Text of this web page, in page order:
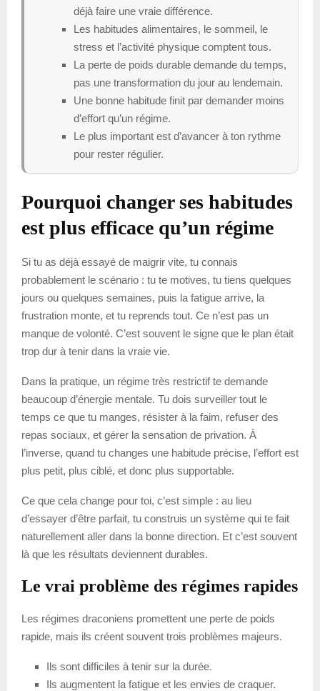
déjà faire une vraie différence.
Les habitudes alimentaires, le sommeil, le
stress et l’activité physique comptent tous.
La perte de poids durable demande du temps,
pas une transformation du jour au lendemain.
Une bonne habitude finit par demander moins
d’effort qu’un régime.
Le plus important est d’avancer à ton rythme
pour rester régulier.
Pourquoi changer ses habitudes
est plus efficace qu’un régime
Si tu as déjà essayé de maigrir vite, tu connais
probablement le scénario : tu te motives, tu tiens quelques
jours ou quelques semaines, puis la fatigue arrive, la
frustration monte, et tu reprends tout. Ce n’est pas un
manque de volonté. C’est souvent le signe que le plan était
trop dur à tenir dans la vraie vie.
Dans la pratique, un régime très restrictif te demande
beaucoup d’énergie mentale. Tu dois surveiller tout le
temps ce que tu manges, résister à la faim, refuser des
repas sociaux, et gérer la sensation de privation. À
l’inverse, quand tu changes une habitude précise, l’effort est
plus petit, plus ciblé, et donc plus supportable.
Ce que cela change pour toi, c’est simple : au lieu
d’essayer d’être parfait, tu construis un système qui te fait
naturellement aller dans la bonne direction. Et c’est souvent
là que les résultats deviennent durables.
Le vrai problème des régimes rapides
Les régimes draconiens promettent une perte de poids
rapide, mais ils créent souvent trois problèmes majeurs.
Ils sont difficiles à tenir sur la durée.
Ils augmentent la fatigue et les envies de craquer.